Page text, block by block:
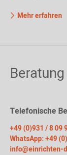
Mehr erfahren
Telefonische
+49 (0)931 / 8 09
WhatsApp: +49
info@einrichten-